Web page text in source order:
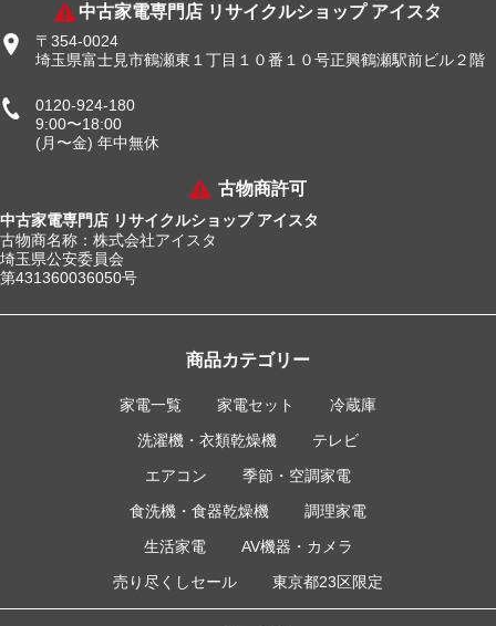
中古家電専門店 リサイクルショップ アイスタ
〒354-0024
埼玉県富士見市鶴瀬東１丁目１０番１０号正興鶴瀬駅前ビル２階
0120-924-180
9:00〜18:00
(月〜金) 年中無休
古物商許可
中古家電専門店 リサイクルショップ アイスタ
古物商名称：株式会社アイスタ
埼玉県公安委員会
第431360036050号
商品カテゴリー
家電一覧 家電セット
冷蔵庫
洗濯機・衣類乾燥機
テレビ
エアコン
季節・空調家電
食洗機・食器乾燥機
調理家電
生活家電
AV機器・カメラ
売り尽くしセール
東京都23区限定